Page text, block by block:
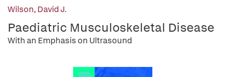
Wilson, David J.
Paediatric Musculoskeletal Disease
With an Emphasis on Ultrasound